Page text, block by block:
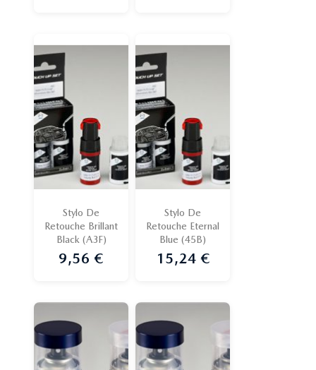
Stylo De
Retouche Brillant
Black (A3F)
Prix
9,56 €
Stylo De
Retouche Eternal
Blue (45B)
Prix
15,24 €